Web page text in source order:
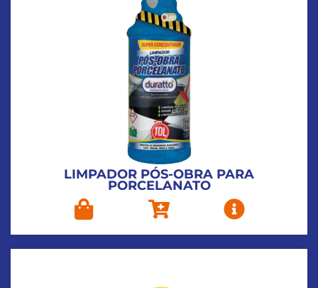
LIMPADOR PÓS-OBRA PARA
PORCELANATO